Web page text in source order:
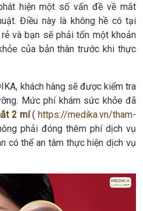
hiện một số vấn đề về mắt
Điều này là không hề có tại
và bạn sẽ phải tốn một khoản
của bản thân trước khi thực
khách hàng sẽ được kiểm tra
Mức phí khám sức khỏe đã
2 mí(https://medika.vn/tham-
phải đóng thêm phí dịch vụ
có thể an tâm thực hiện dịch vụ